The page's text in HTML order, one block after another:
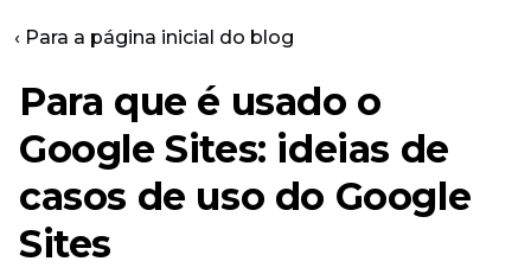
‹ Para a página inicial do blog
Para que é usado o
Google Sites: ideias de
casos de uso do Google
Sites